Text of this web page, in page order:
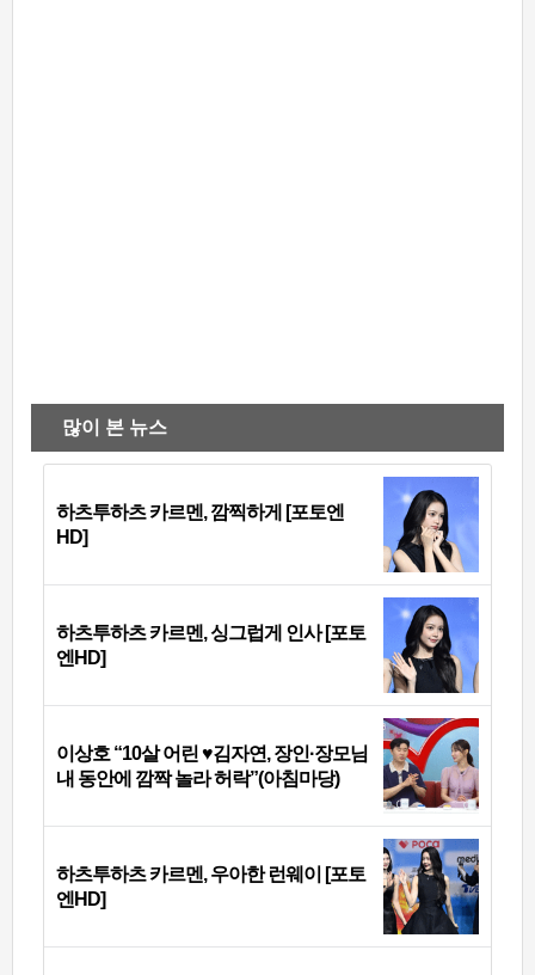
많이 본 뉴스
하츠투하츠 카르멘, 깜찍하게 [포토엔
HD]
하츠투하츠 카르멘, 싱그럽게 인사 [포토
엔HD]
이상호 “10살 어린 ♥김자연, 장인·장모님
내 동안에 깜짝 놀라 허락”(아침마당)
하츠투하츠 카르멘, 우아한 런웨이 [포토
엔HD]